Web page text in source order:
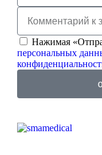
Нажимая
персональных